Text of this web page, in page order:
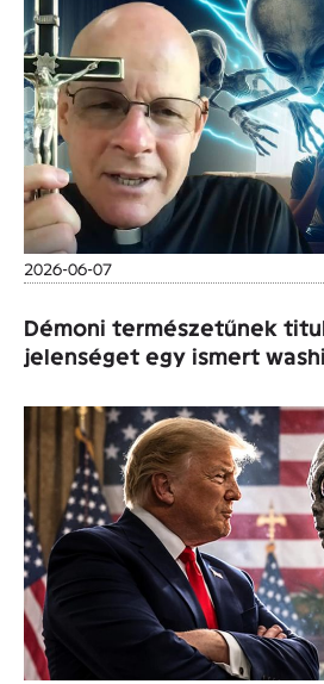
2026-06-07
Démoni természetűnek
jelenséget egy ismert